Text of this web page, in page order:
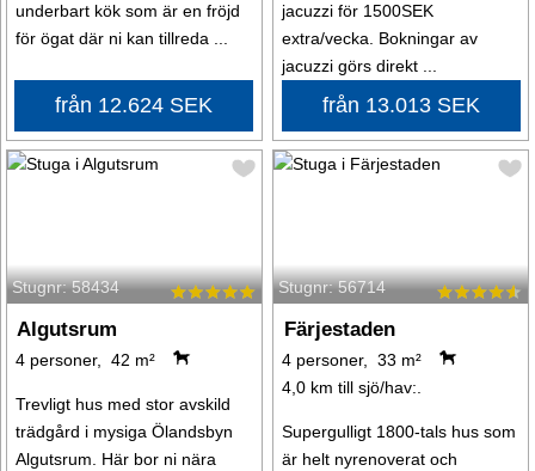
underbart kök som är en fröjd
för ögat där ni kan tillreda ...
från 12.624 SEK
jacuzzi för 1500SEK
extra/vecka. Bokningar av
jacuzzi görs direkt ...
från 13.013 SEK
Stugnr: 58434
Algutsrum
4 personer, 42 m²
Trevligt hus med stor avskild
trädgård i mysiga Ölandsbyn
Algutsrum. Här bor ni nära
Stugnr: 56714
Färjestaden
4 personer, 33 m²
4,0 km till sjö/hav:.
Supergulligt 1800-tals hus som
är helt nyrenoverat och